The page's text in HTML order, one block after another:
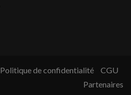
Politique de confidentialité
CGU
Partenaires